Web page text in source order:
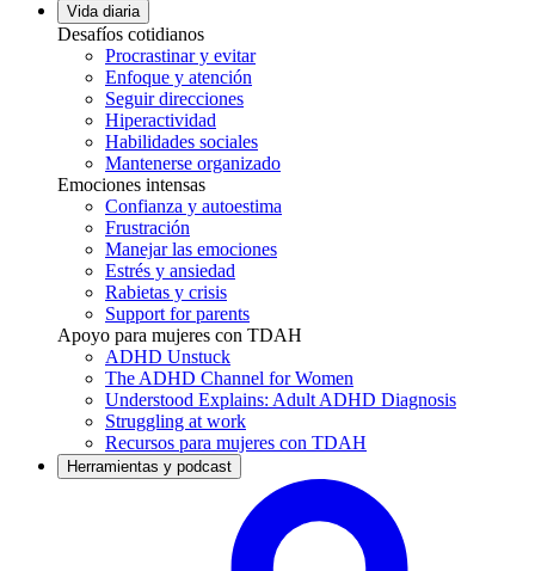
Vida diaria
Desafíos cotidianos
Procrastinar y evitar
Enfoque y atención
Seguir direcciones
Hiperactividad
Habilidades sociales
Mantenerse organizado
Emociones intensas
Confianza y autoestima
Frustración
Manejar las emociones
Estrés y ansiedad
Rabietas y crisis
Support for parents
Apoyo para mujeres con TDAH
ADHD Unstuck
The ADHD Channel for Women
Understood Explains: Adult ADHD Diagnosis
Struggling at work
Recursos para mujeres con TDAH
Herramientas y podcast